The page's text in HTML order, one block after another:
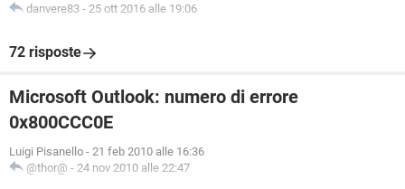
danvere83 - 25 ott 2016 alle 19:06
72 risposte
Microsoft Outlook: numero di errore
0x800CCC0E
Luigi Pisanello - 21 feb 2010 alle 16:36
@thor@ - 24 nov 2010 alle 22:47